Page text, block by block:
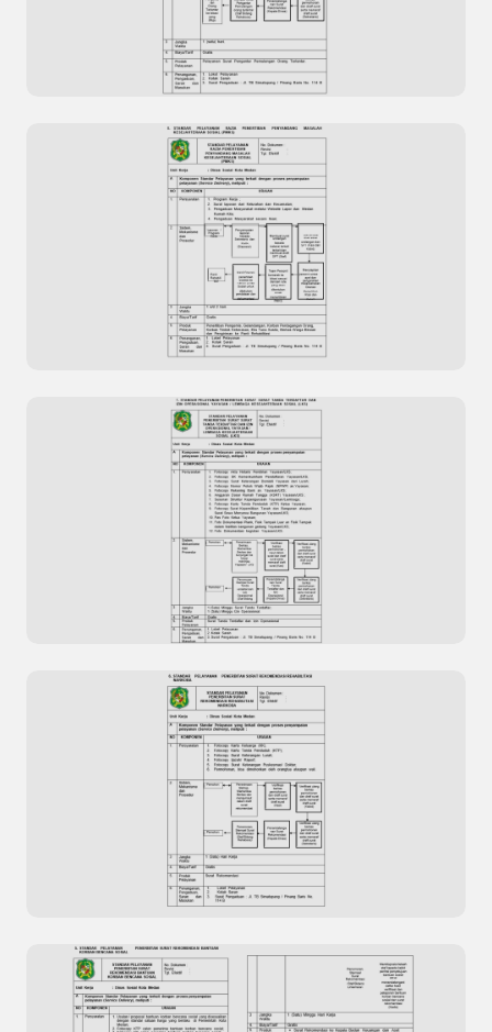
Pengolahan Data Kepuasan Masyarakat Situs
Resmi Dinas Kesehatan Kota Dumai
Standar Pelayanan Surat Pengantar
Pemulangan Orang Terlantar
Standar Pelayanan Razia Penertiban
Penyandang Masalah Kesejahteraan Sosial
(PMKS)
Standar Pelayanan Penerbitan Surat Surat
Tanda Terdaftar dan Izin Operasional Yayasan /
Lembaga Kesejahteraan Sosial (LKS)